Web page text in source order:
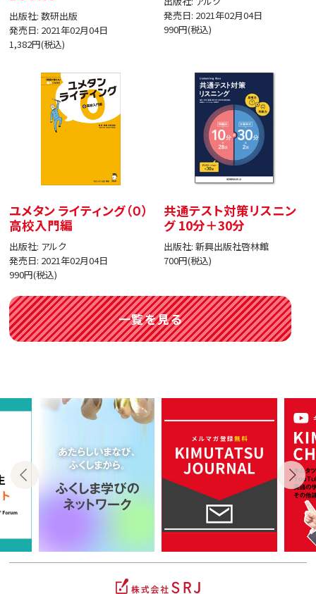
出版社: 数研出版
発売日: 2021年02月04日
1,382円(税込)
発売日: 2021年02月04日
990円(税込)
ユメタン ライティング（０）
高校入門編
出版社: アルク
発売日: 2021年02月04日
990円(税込)
共通テスト対策リスニン
グ 10分＋30分
出版社: 新興出版社啓林館
700円(税込)
一覧を見る